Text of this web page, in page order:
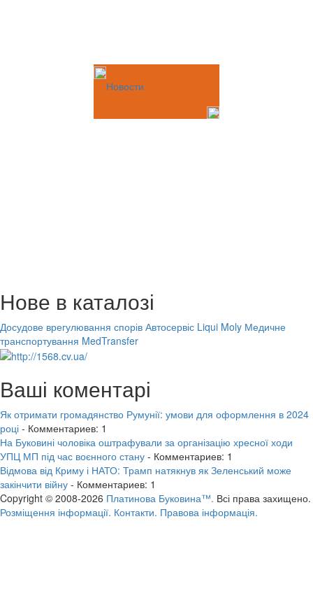
Новости
Нове в каталозі
Досудове врегулювання спорів Автосервіс Liqui Moly Медичне
транспортування MedTransfer
Ваші коментарі
Як отримати громадянство Румунії: умови для оформлення в 2024
році - Комментариев: 1
На Буковині чоловіка оштрафували за організацію хресної ходи
УПЦ МП під час воєнного стану - Комментариев: 1
Відмова від Криму і НАТО: Трамп натякнув як Зеленський може
закінчити війну - Комментариев: 1
Copyright © 2008-2026 Платинова Буковина™. Всі права захищено.
Розміщення інформації. Контакти. Правова інформація.